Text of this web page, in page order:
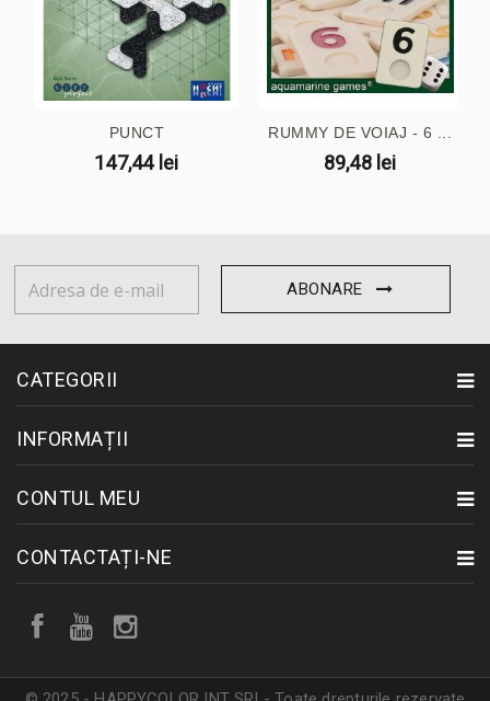
PUNCT
147,44 lei
RUMMY DE VOIAJ - 6 ...
89,48 lei
ABONARE
CATEGORII
INFORMAȚII
CONTUL MEU
CONTACTAȚI-NE